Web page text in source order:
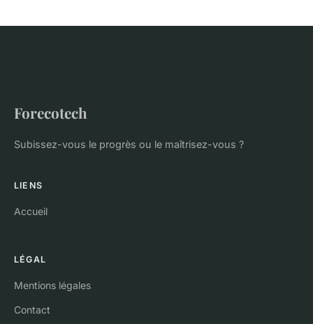
Forecotech
Subissez-vous le progrès ou le maîtrisez-vous ?
LIENS
Accueil
LÉGAL
Mentions légales
Contact